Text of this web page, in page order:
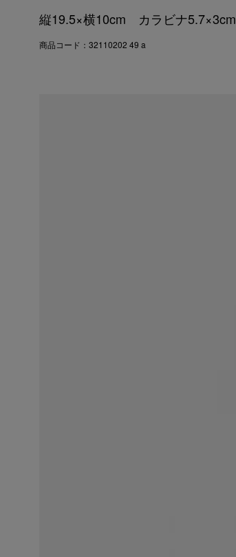
縦19.5×横10cm カラビナ5.7×3cm
商品コード：32110202 49 a